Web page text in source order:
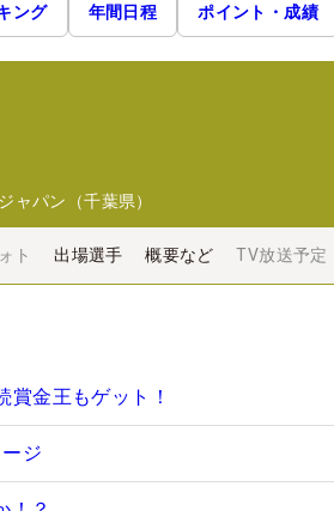
ング 年間日程 ポイント・成績
ャパン（千葉県）
ト 出場選手 概要など TV放送予定
賞金王もゲット！
ジ